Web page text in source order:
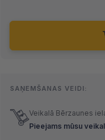
SAŅEMŠANAS VEIDI:
Veikalā Bērzaunes
Pieejams mūsu